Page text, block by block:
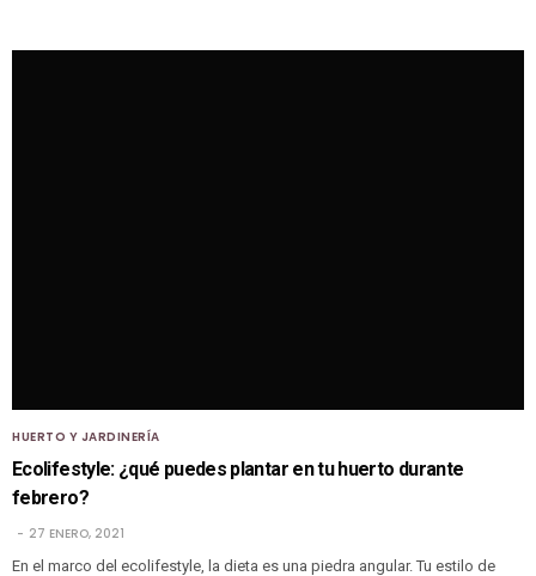
HUERTO Y JARDINERÍA
Ecolifestyle: ¿qué puedes plantar en tu huerto durante
febrero?
27 ENERO, 2021
En el marco del ecolifestyle, la dieta es una piedra angular. Tu estilo de